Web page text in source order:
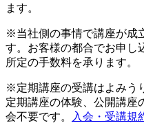
ます。
※当社側の事情で講座が成
す。お客様の都合でお申し
所定の手数料を承ります。
※定期講座の受講はよみう
定期講座の体験、公開講座
会不要です。
入会・受講規